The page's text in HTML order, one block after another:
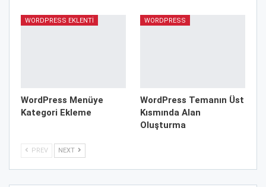
WORDPRESS EKLENTI
WordPress Menüye
Kategori Ekleme
WORDPRESS
WordPress Temanın Üst
Kısmında Alan
Oluşturma
PREV NEXT